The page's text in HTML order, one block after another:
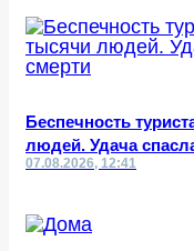
Беспечность
людей. Удача
07.08.2026, 12:41